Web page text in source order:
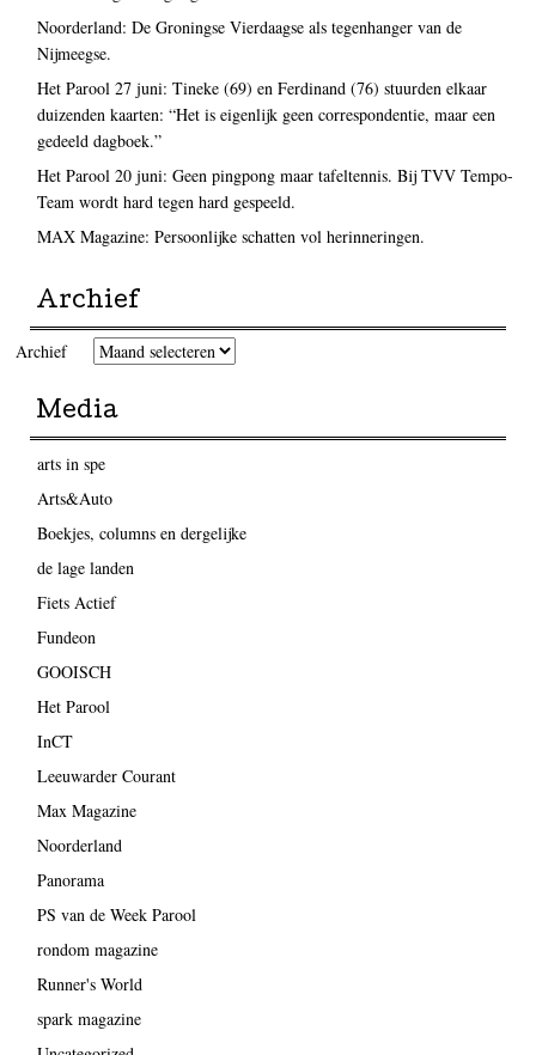
Noorderland: De Groningse Vierdaagse als tegenhanger van de
Nijmeegse.
Het Parool 27 juni: Tineke (69) en Ferdinand (76) stuurden elkaar
duizenden kaarten: “Het is eigenlijk geen correspondentie, maar een
gedeeld dagboek.”
Het Parool 20 juni: Geen pingpong maar tafeltennis. Bij TVV Tempo-
Team wordt hard tegen hard gespeeld.
MAX Magazine: Persoonlijke schatten vol herinneringen.
Archief
Archief
Media
arts in spe
Arts&Auto
Boekjes, columns en dergelijke
de lage landen
Fiets Actief
Fundeon
GOOISCH
Het Parool
InCT
Leeuwarder Courant
Max Magazine
Noorderland
Panorama
PS van de Week Parool
rondom magazine
Runner's World
spark magazine